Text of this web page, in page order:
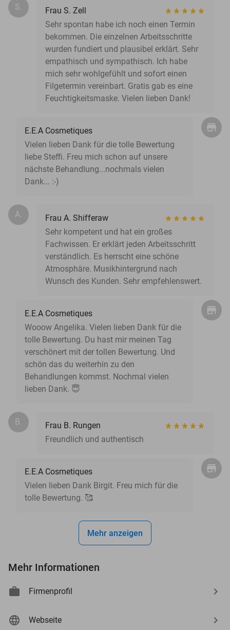
S.
Frau S. Zell
Sehr spontan habe ich noch einen Termin
bekommen. Die einzelnen Arbeitsschritte
wurden fundiert und plausibel erklärt. Sehr
empathisch und sympathisch. Ich habe
mich sehr wohlgefühlt und sofort einen
Filgetermin vereinbart. Gratis gab es eine
Feuchtigkeitsmaske. Vielen lieben Dank!
E.E.A Cosmetiques
Vielen lieben Dank für die tolle Bewertung
liebe Steffi. Freu mich schon auf unsere
nächste Behandlung...nochmals vielen
Dank... :-)
A.
Frau A. Shifferaw
Sehr kompetent und hat ein großes
Fachwissen. Er erklärt jeden Arbeitsschritt
verständlich. Es herrscht eine schöne
Atmosphäre. Musikhintergrund nach
Wunsch des Kunden. Sehr empfehlenswert.
E.E.A Cosmetiques
Wooow Angelika. Vielen lieben Dank für die
tolle Bewertung. Du hast mir meinen Tag
verschönert mit der tollen Bewertung. Und
schön das du weiterhin zu den
Behandlungen kommst. Nochmal vielen
lieben Dank. 😇
B.
Frau B. Rungen
Freundlich und authentisch
E.E.A Cosmetiques
Vielen lieben Dank Birgit. Freu mich für die
tolle Bewertung. 🥰
Mehr anzeigen
Mehr Informationen
Firmenprofil
Webseite